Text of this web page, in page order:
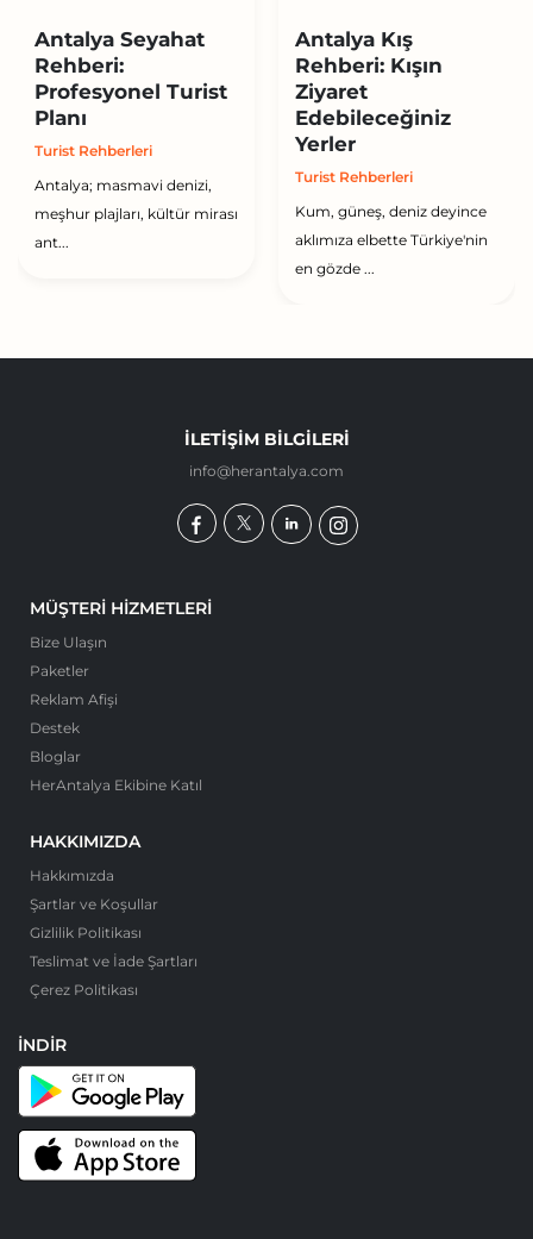
Antalya Seyahat
Rehberi:
Profesyonel Turist
Planı
Turist Rehberleri
Antalya; masmavi denizi,
meşhur plajları, kültür mirası
ant...
Antalya Kış
Rehberi: Kışın
Ziyaret
Edebileceğiniz
Yerler
Turist Rehberleri
Kum, güneş, deniz deyince
aklımıza elbette Türkiye'nin
en gözde ...
İLETIŞIM BILGILERI
info@herantalya.com
MÜŞTERI HIZMETLERI
Bize Ulaşın
Paketler
Reklam Afişi
Destek
Bloglar
HerAntalya Ekibine Katıl
HAKKIMIZDA
Hakkımızda
Şartlar ve Koşullar
Gizlilik Politikası
Teslimat ve İade Şartları
Çerez Politikası
İNDIR